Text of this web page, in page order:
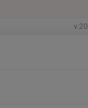
v.20